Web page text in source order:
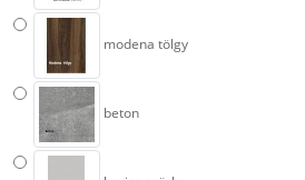
modena tölgy
beton